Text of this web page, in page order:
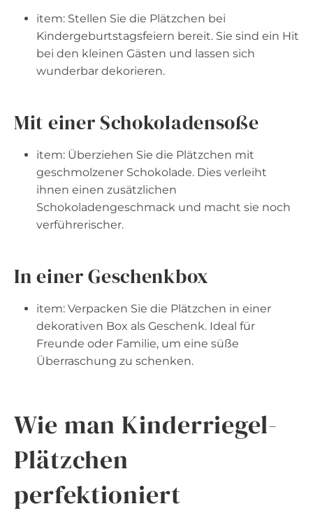
item: Stellen Sie die Plätzchen bei
Kindergeburtstagsfeiern bereit. Sie sind ein Hit
bei den kleinen Gästen und lassen sich
wunderbar dekorieren.
Mit einer Schokoladensoße
item: Überziehen Sie die Plätzchen mit
geschmolzener Schokolade. Dies verleiht
ihnen einen zusätzlichen
Schokoladengeschmack und macht sie noch
verführerischer.
In einer Geschenkbox
item: Verpacken Sie die Plätzchen in einer
dekorativen Box als Geschenk. Ideal für
Freunde oder Familie, um eine süße
Überraschung zu schenken.
Wie man Kinderriegel-
Plätzchen
perfektioniert